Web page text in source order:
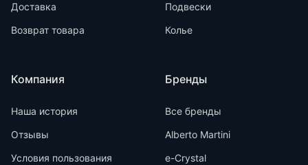
Доставка
Возврат товара
Компания
Наша история
Отзывы
Условия пользования
Подвески
Колье
Бренды
Все бренды
Alberto Martini
e-Crystal